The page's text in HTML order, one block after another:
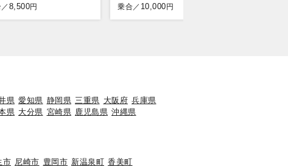
8,500円 乗合／ 10,000 円
県 愛知県 静岡県 三重県 大阪府 兵庫県
県 大分県 宮崎県 鹿児島県 沖縄県
市 尼崎市 豊岡市 新温泉町 香美町